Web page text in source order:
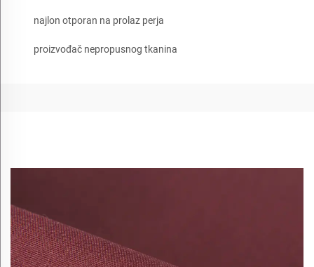
najlon otporan na prolaz perja
proizvođač nepropusnog tkanina